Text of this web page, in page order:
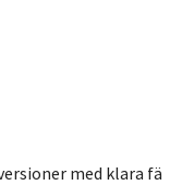
med klara fä